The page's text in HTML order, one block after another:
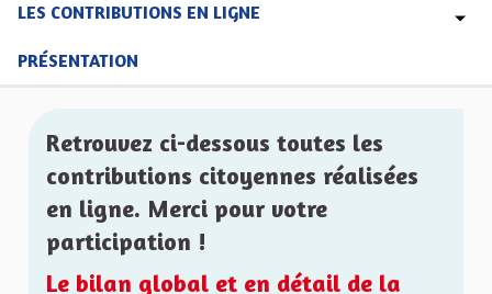
LES CONTRIBUTIONS EN LIGNE
PRÉSENTATION
Retrouvez ci-dessous toutes les
contributions citoyennes réalisées
en ligne. Merci pour votre
participation !
Le bilan global et en détail de la